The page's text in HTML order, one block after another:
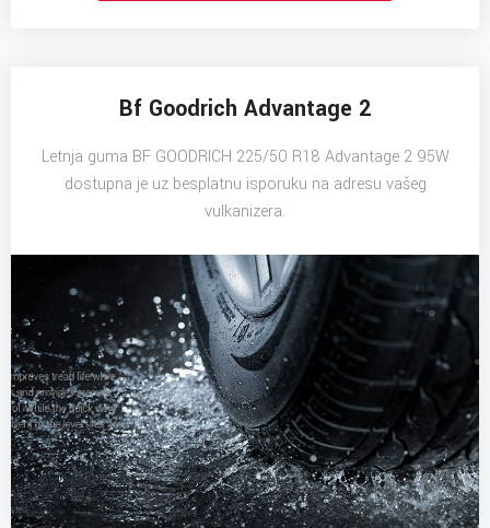
Bf Goodrich Advantage 2
Letnja guma BF GOODRICH 225/50 R18 Advantage 2 95W
dostupna je uz besplatnu isporuku na adresu vašeg
vulkanizera.